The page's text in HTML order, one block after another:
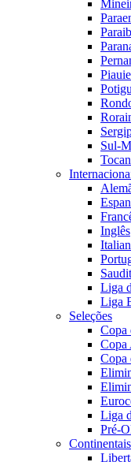
Sul-
Inglês
Liga
Liga
Seleções
Copa
Copa
Copa
Liga
Pré-
Continentais